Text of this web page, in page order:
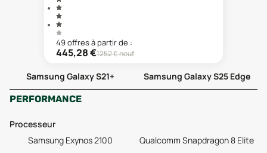
49offresà partir de :
445,28€1252€ neuf
Samsung Galaxy S21+
Samsung Galaxy S25 Edge
PERFORMANCE
Processeur
Samsung Exynos 2100
Qualcomm Snapdragon 8 Elite